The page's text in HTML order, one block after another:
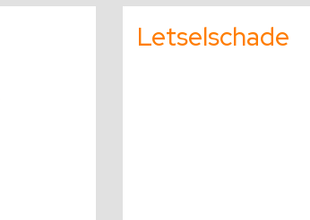
meer
overLetselschade